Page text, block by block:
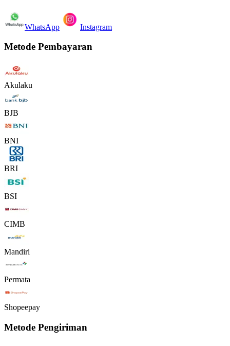
WhatsApp Instagram
Metode Pembayaran
Akulaku
BJB
BNI
BRI
BSI
CIMB
Mandiri
Permata
Shopeepay
Metode Pengiriman